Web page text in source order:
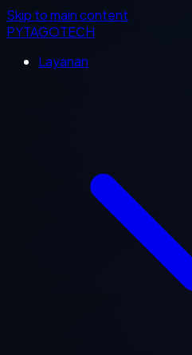
Skip to main content
PYTAGOTECH
Layanan